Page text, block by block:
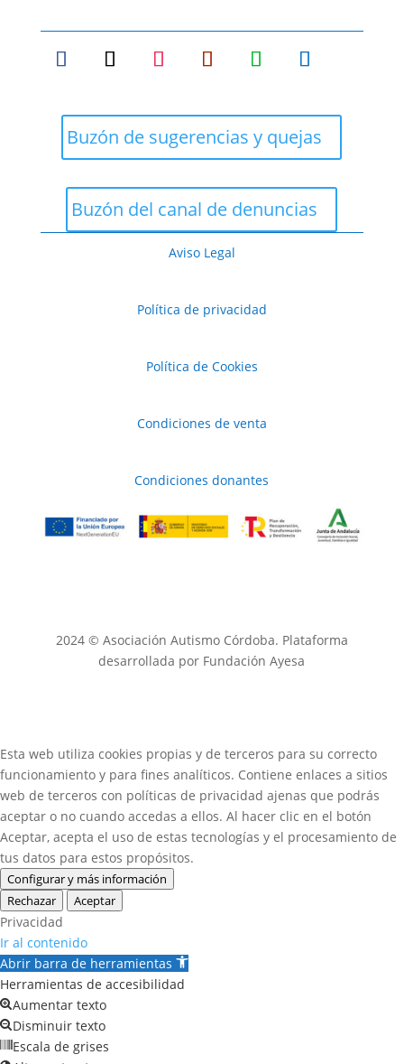
Buzón de sugerencias y quejas
Buzón del canal de denuncias
Aviso Legal
Política de privacidad
Política de Cookies
Condiciones de venta
Condiciones donantes
2024 © Asociación Autismo Córdoba. Plataforma
desarrollada por Fundación Ayesa
Esta web utiliza cookies propias y de terceros para su correcto
funcionamiento y para fines analíticos. Contiene enlaces a sitios
web de terceros con políticas de privacidad ajenas que podrás
aceptar o no cuando accedas a ellos. Al hacer clic en el botón
Aceptar, acepta el uso de estas tecnologías y el procesamiento de
tus datos para estos propósitos.
Configurar y más información
Rechazar
Aceptar
Privacidad
Ir al contenido
Abrir barra de herramientas
Herramientas de accesibilidad
Aumentar texto
Disminuir texto
Escala de grises